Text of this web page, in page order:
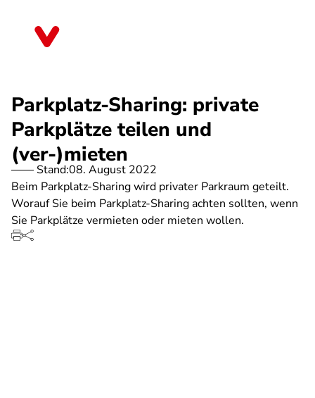
Parkplatz-Sharing: private
Parkplätze teilen und
(ver-)mieten
Stand:08. August 2022
Beim Parkplatz-Sharing wird privater Parkraum geteilt.
Worauf Sie beim Parkplatz-Sharing achten sollten, wenn
Sie Parkplätze vermieten oder mieten wollen.